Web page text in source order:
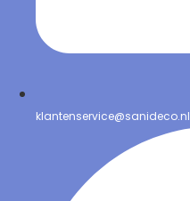
klantenservice@sanideco.nl